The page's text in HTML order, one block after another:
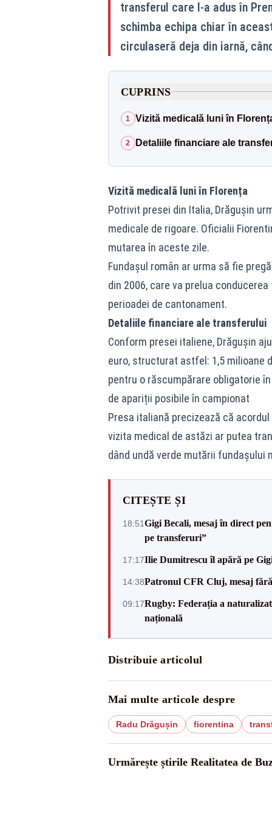
transferul care l-a adus în
schimba echipa chiar în
circulaseră deja din iarnă,
CUPRINS
1 Vizită medicală luni în
2 Detaliile financiare ale
Vizită medicală luni în Florența
Potrivit presei din Italia, Drăgușin
medicale de rigoare. Oficialii
mutarea în aceste zile.
Fundașul român ar urma să fie
din 2006, care va prelua
perioadei de cantonament.
Detaliile financiare ale transferului
Conform presei italiene, Drăgușin
euro, structurat astfel: 1,5 milioane
pentru o răscumpărare obligatorie
de apariții posibile în campionat
Presa italiană precizează că
vizita medical de astăzi ar putea
dând undă verde mutării fundașului
CITEȘTE ȘI
18:51Gigi Becali, mesaj în direct
pe transferuri”
17:17Ilie Dumitrescu îl apără pe
14:38Patronul CFR Cluj, mesaj
09:17Rugby: Federația a
națională
Distribuie articolul
Mai multe articole despre
Radu Drăgușin fiorentina
Urmărește știrile Realitatea de